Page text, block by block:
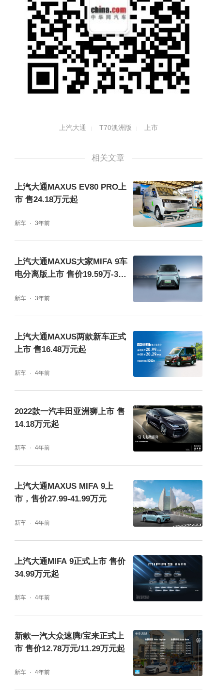
上汽大通 T70澳洲版 上市
相关文章
上汽大通MAXUS EV80 PRO上
市 售24.18万元起
新车 3年前
上汽大通MAXUS大家MIFA 9车
电分离版上市 售价19.59万-32.
新车 3年前
上汽大通MAXUS两款新车正式
上市 售16.48万元起
新车 4年前
2022款一汽丰田亚洲狮上市 售
14.18万元起
新车 4年前
上汽大通MAXUS MIFA 9上
市，售价27.99-41.99万元
新车 4年前
上汽大通MIFA 9正式上市 售价
34.99万元起
新车 4年前
新款一汽大众速腾/宝来正式上
市 售价12.78万元/11.29万元起
新车 4年前